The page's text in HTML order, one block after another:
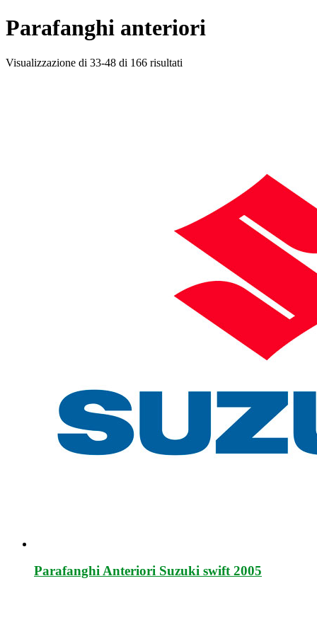
Parafanghi anteriori
Visualizzazione di 33-48 di 166 risultati
Parafanghi Anteriori Suzuki swift 2005